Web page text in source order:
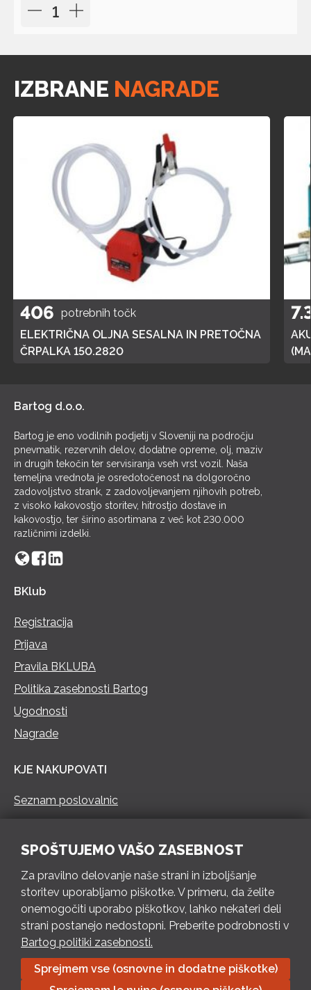
IZBRANE NAGRADE
406 potrebnih točk
ELEKTRIČNA OLJNA SESALNA IN PRETOČNA
ČRPALKA 150.2820
Bartog d.o.o.
Bartog je eno vodilnih podjetij v Sloveniji na področju
pnevmatik, rezervnih delov, dodatne opreme, olj, maziv
in drugih tekočin ter servisiranja vseh vrst vozil. Naša
temeljna vrednota je osredotočenost na dolgoročno
zadovoljstvo strank, z zadovoljevanjem njihovih potreb,
z visoko kakovostjo storitev, hitrostjo dostave in
kakovostjo, ter širino asortimana z več kot 230.000
različnimi izdelki.
BKlub
Registracija
Prijava
Pravila BKLUBA
Politika zasebnosti Bartog
Ugodnosti
Nagrade
KJE NAKUPOVATI
Seznam poslovalnic
PON – PET 8 – 18 h / SOB 8 – 12 h
Pošlji e-mail
Izpolni kontaktni obrazec
Bartog d.o.o. Trebnje | ID: SI79128718 | IBAN: SI56 1010 0003
SPOŠTUJEMO VAŠO ZASEBNOST
Za pravilno delovanje naše strani in izboljšanje
storitev uporabljamo piškotke. V primeru, da želite
onemogočiti uporabo piškotkov, lahko nekateri deli
strani postanejo nedostopni. Preberite podrobnosti v
Bartog politiki zasebnosti.
Sprejmem vse (osnovne in dodatne piškotke)